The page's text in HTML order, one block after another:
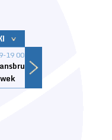
19 00:00
Toruń